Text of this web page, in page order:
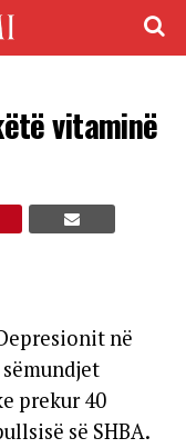
vitaminë
në
prekur 40
së SHBA.